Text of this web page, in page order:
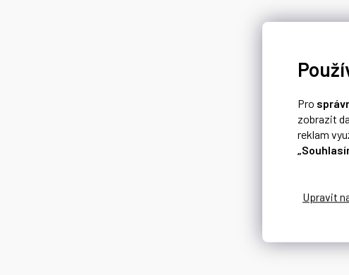
Pro
zobrazit
reklam